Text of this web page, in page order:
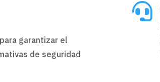
garantizar el
de seguridad
